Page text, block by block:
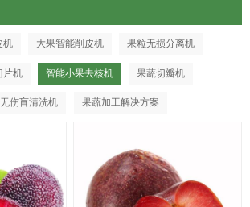
机 大果智能削皮机 果粒无损分离机
片机 智能小果去核机 果蔬切瓣机
伤盲清洗机 果蔬加工解决方案